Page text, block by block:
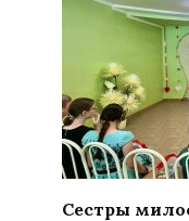
Сестры